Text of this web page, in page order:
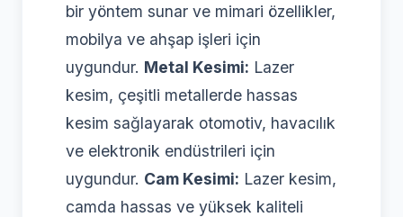
bir yöntem sunar ve mimari özellikler,
mobilya ve ahşap işleri için
uygundur. Metal Kesimi: Lazer
kesim, çeşitli metallerde hassas
kesim sağlayarak otomotiv, havacılık
ve elektronik endüstrileri için
uygundur. Cam Kesimi: Lazer kesim,
camda hassas ve yüksek kaliteli